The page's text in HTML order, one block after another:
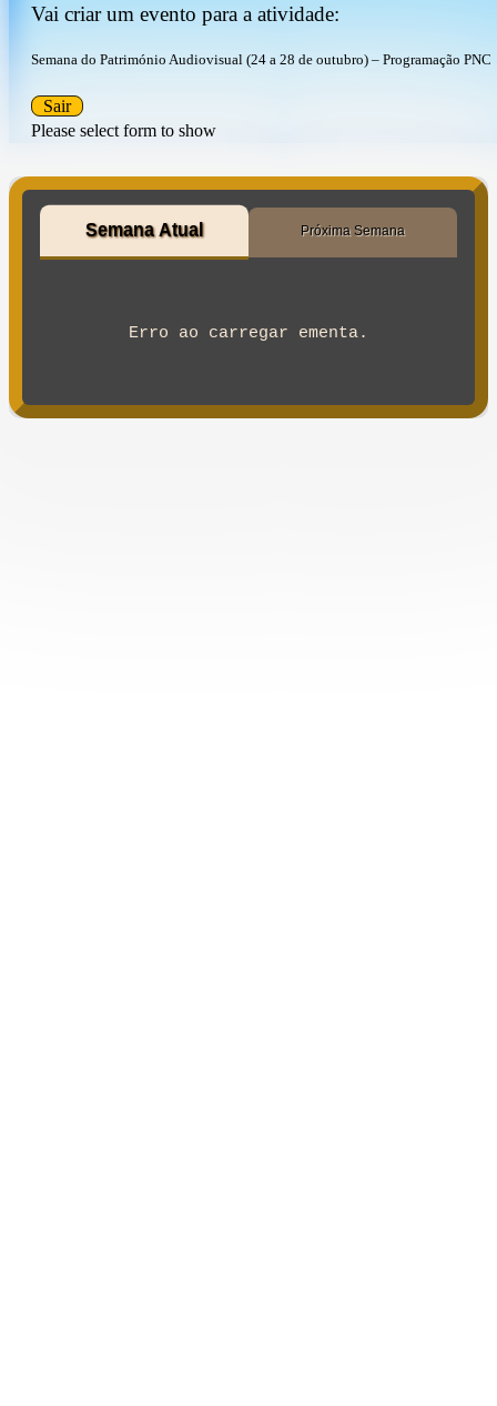
Vai criar um evento para a atividade:
Semana do Património Audiovisual (24 a 28 de outubro) – Programação PNC
Please select form to show
Sair
Semana Atual Próxima Semana
Erro ao carregar ementa.